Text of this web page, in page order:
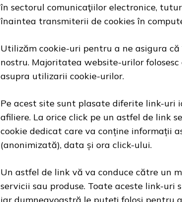
în sectorul comunicaţiilor electronice,
înaintea transmiterii de cookies în
Utilizăm cookie-uri pentru a ne asigura
nostru. Majoritatea website-urilor
asupra utilizarii cookie-urilor.
Pe acest site sunt plasate diferite link-uri
afiliere. La orice click pe un astfel de link
cookie dedicat care va conține informații
(anonimizată), data și ora click-ului.
Un astfel de link vă va conduce către un
servicii sau produse. Toate aceste link-